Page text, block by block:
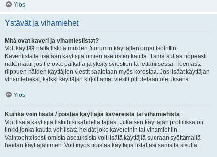
Ylös
Ystävät ja vihamiehet
Mitä ovat kaveri ja vihamieslistat?
Voit käyttää näitä listoja muiden foorumin käyttäjien organisointiin.
Kaverilistalle lisätään käyttäjiä omien asetusten kautta. Tämä auttaa nopeasti
näkemään jos he ovat paikalla ja yksityisviestien lähettämisessä. Teemasta
riippuen näiden käyttäjien viestit saatetaan myös korostaa. Jos lisäät käyttäjän
vihamieheksi, kaikki käyttäjän kirjoittamat viestit piilotetaan oletuksena.
Ylös
Kuinka voin lisätä / poistaa käyttäjiä kavereista tai vihamiehistä
Voit lisätä käyttäjiä listoihisi kahdella tapaa. Jokaisen käyttäjän profiilissa on
linkki jonka kautta voit lisätä heidät joko kavereihin tai vihamiehiin.
Vaihtoehtoisesti omista asetuksista voit lisätä käyttäjiä suoraan syöttämällä
heidän käyttäjänimen. Voit myös poistaa käyttäjiä listaltasi samalta sivulta.